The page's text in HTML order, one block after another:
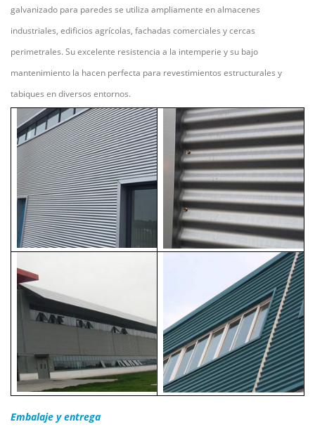
galvanizado para paredes se utiliza ampliamente en almacenes
industriales, edificios agrícolas, fachadas comerciales y cercas
perimetrales. Su excelente resistencia a la intemperie y su bajo
mantenimiento la hacen perfecta para revestimientos estructurales y
tabiques en diversos entornos.
Embalaje y entrega